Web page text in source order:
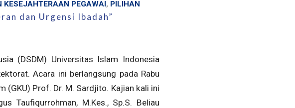
KESEJAHTERAAN PEGAWAI, PILIHAN
dan Urgensi Ibadah”
(DSDM) Universitas Islam Indonesia
Acara ini berlangsung pada Rabu
(GKU) Prof. Dr. M. Sardjito. Kajian kali ini
Taufiqurrohman, M.Kes., Sp.S. Beliau